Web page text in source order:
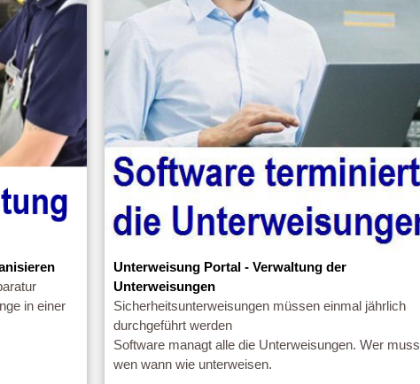
in einer
Unterweisung Portal - Verwaltung der
Unterweisungen
Sicherheitsunterweisungen müssen einmal jährlich
durchgeführt werden
Software managt alle die Unterweisungen. Wer muss
wen wann wie unterweisen.